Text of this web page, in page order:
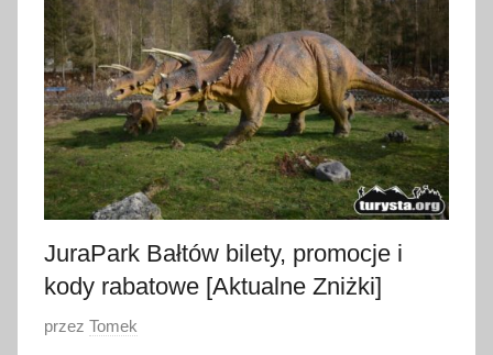
p
n
i
a
2
0
2
6
JuraPark Bałtów bilety, promocje i
kody rabatowe [Aktualne Zniżki]
O
przez Tomek